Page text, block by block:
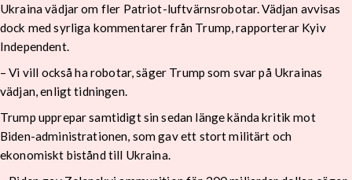
Ukraina vädjar om fler Patriot-luftvärnsrobotar. Vädjan avvisas
dock med syrliga kommentarer från Trump, rapporterar Kyiv
Independent.
– Vi vill också ha robotar, säger Trump som svar på Ukrainas
vädjan, enligt tidningen.
Trump upprepar samtidigt sin sedan länge kända kritik mot
Biden-administrationen, som gav ett stort militärt och
ekonomiskt bistånd till Ukraina.